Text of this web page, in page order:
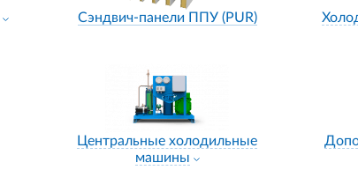
Сэндвич-панели ППУ (PUR)
Центральные холодильные
машины